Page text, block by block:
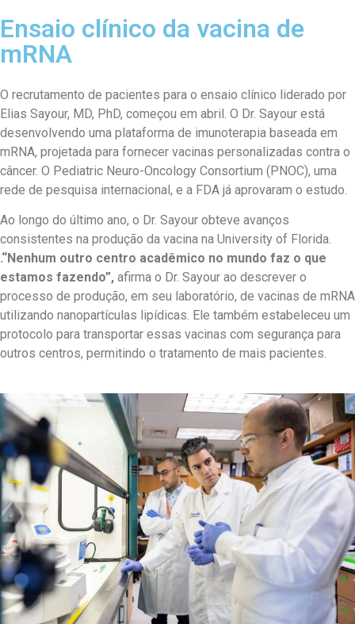
Ensaio clínico da vacina de
mRNA
O recrutamento de pacientes para o ensaio clínico liderado por
Elias Sayour, MD, PhD, começou em abril. O Dr. Sayour está
desenvolvendo uma plataforma de imunoterapia baseada em
mRNA, projetada para fornecer vacinas personalizadas contra o
câncer. O Pediatric Neuro-Oncology Consortium (PNOC), uma
rede de pesquisa internacional, e a FDA já aprovaram o estudo.
Ao longo do último ano, o Dr. Sayour obteve avanços
consistentes na produção da vacina na University of Florida.
.“Nenhum outro centro acadêmico no mundo faz o que
estamos fazendo”, afirma o Dr. Sayour ao descrever o
processo de produção, em seu laboratório, de vacinas de mRNA
utilizando nanopartículas lipídicas. Ele também estabeleceu um
protocolo para transportar essas vacinas com segurança para
outros centros, permitindo o tratamento de mais pacientes.